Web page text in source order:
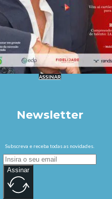
ASSINAR
Newsletter
Subscreva e receba todas as novidades.
Assinar